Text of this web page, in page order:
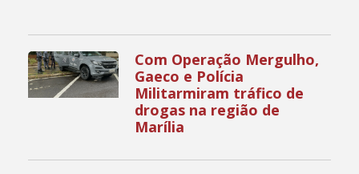
Com Operação Mergulho,
Gaeco e Polícia
Militarmiram tráfico de
drogas na região de
Marília